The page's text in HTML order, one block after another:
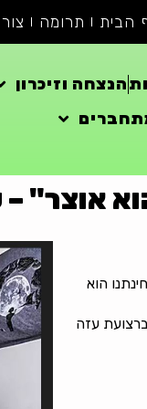
הבית תרומה
הנצחה וזיכרון
אוצר"
הוא
עזה